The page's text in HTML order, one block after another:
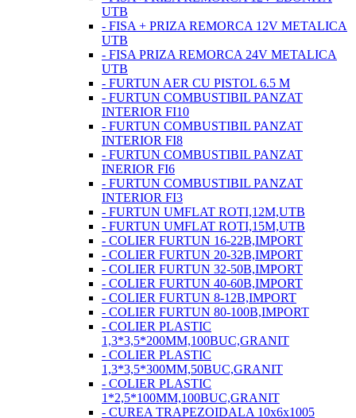
UTB
- FISA + PRIZA REMORCA 12V METALICA
UTB
- FISA PRIZA REMORCA 24V METALICA
UTB
- FURTUN AER CU PISTOL 6.5 M
- FURTUN COMBUSTIBIL PANZAT
INTERIOR FI10
- FURTUN COMBUSTIBIL PANZAT
INTERIOR FI8
- FURTUN COMBUSTIBIL PANZAT
INERIOR FI6
- FURTUN COMBUSTIBIL PANZAT
INTERIOR FI3
- FURTUN UMFLAT ROTI,12M,UTB
- FURTUN UMFLAT ROTI,15M,UTB
- COLIER FURTUN 16-22B,IMPORT
- COLIER FURTUN 20-32B,IMPORT
- COLIER FURTUN 32-50B,IMPORT
- COLIER FURTUN 40-60B,IMPORT
- COLIER FURTUN 8-12B,IMPORT
- COLIER FURTUN 80-100B,IMPORT
- COLIER PLASTIC
1,3*3,5*200MM,100BUC,GRANIT
- COLIER PLASTIC
1,3*3,5*300MM,50BUC,GRANIT
- COLIER PLASTIC
1*2,5*100MM,100BUC,GRANIT
- CUREA TRAPEZOIDALA 10x6x1005